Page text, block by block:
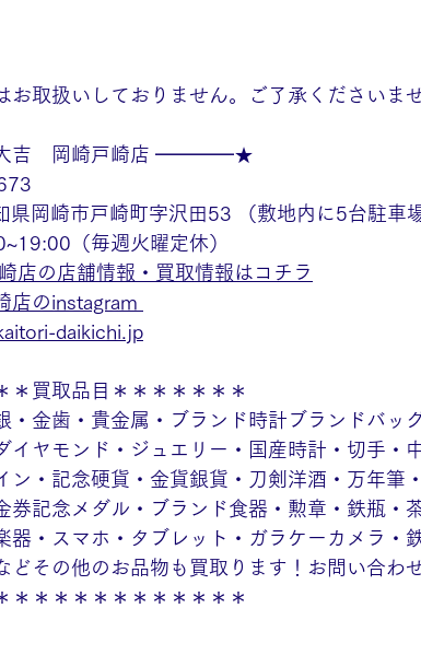
取扱いしておりません。ご了承くださいませ
　岡崎戸崎店 ━━━━★
県岡崎市戸崎町字沢田53 （敷地内に5台駐車
（毎週火曜定休）
店の店舗情報・買取情報はコチラ
店のinstagram
daikichi.jp
＊買取品目＊＊＊＊＊＊＊
・金歯・貴金属・ブランド時計ブランドバッ
イヤモンド・ジュエリー・国産時計・切手・
ン・記念硬貨・金貨銀貨・刀剣洋酒・万年筆
券記念メダル・ブランド食器・勲章・鉄瓶・
器・スマホ・タブレット・ガラケーカメラ・
どその他のお品物も買取ります！お問い合わ
＊＊＊＊＊＊＊＊＊＊＊＊